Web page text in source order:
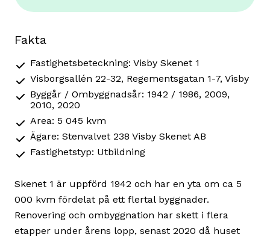
Fakta
Fastighetsbeteckning: Visby Skenet 1
Visborgsallén 22-32, Regementsgatan 1-7, Visby
Byggår / Ombyggnadsår: 1942 / 1986, 2009,
2010, 2020
Area: 5 045 kvm
Ägare: Stenvalvet 238 Visby Skenet AB
Fastighetstyp: Utbildning
Skenet 1 är uppförd 1942 och har en yta om ca 5
000 kvm fördelat på ett flertal byggnader.
Renovering och ombyggnation har skett i flera
etapper under årens lopp, senast 2020 då huset